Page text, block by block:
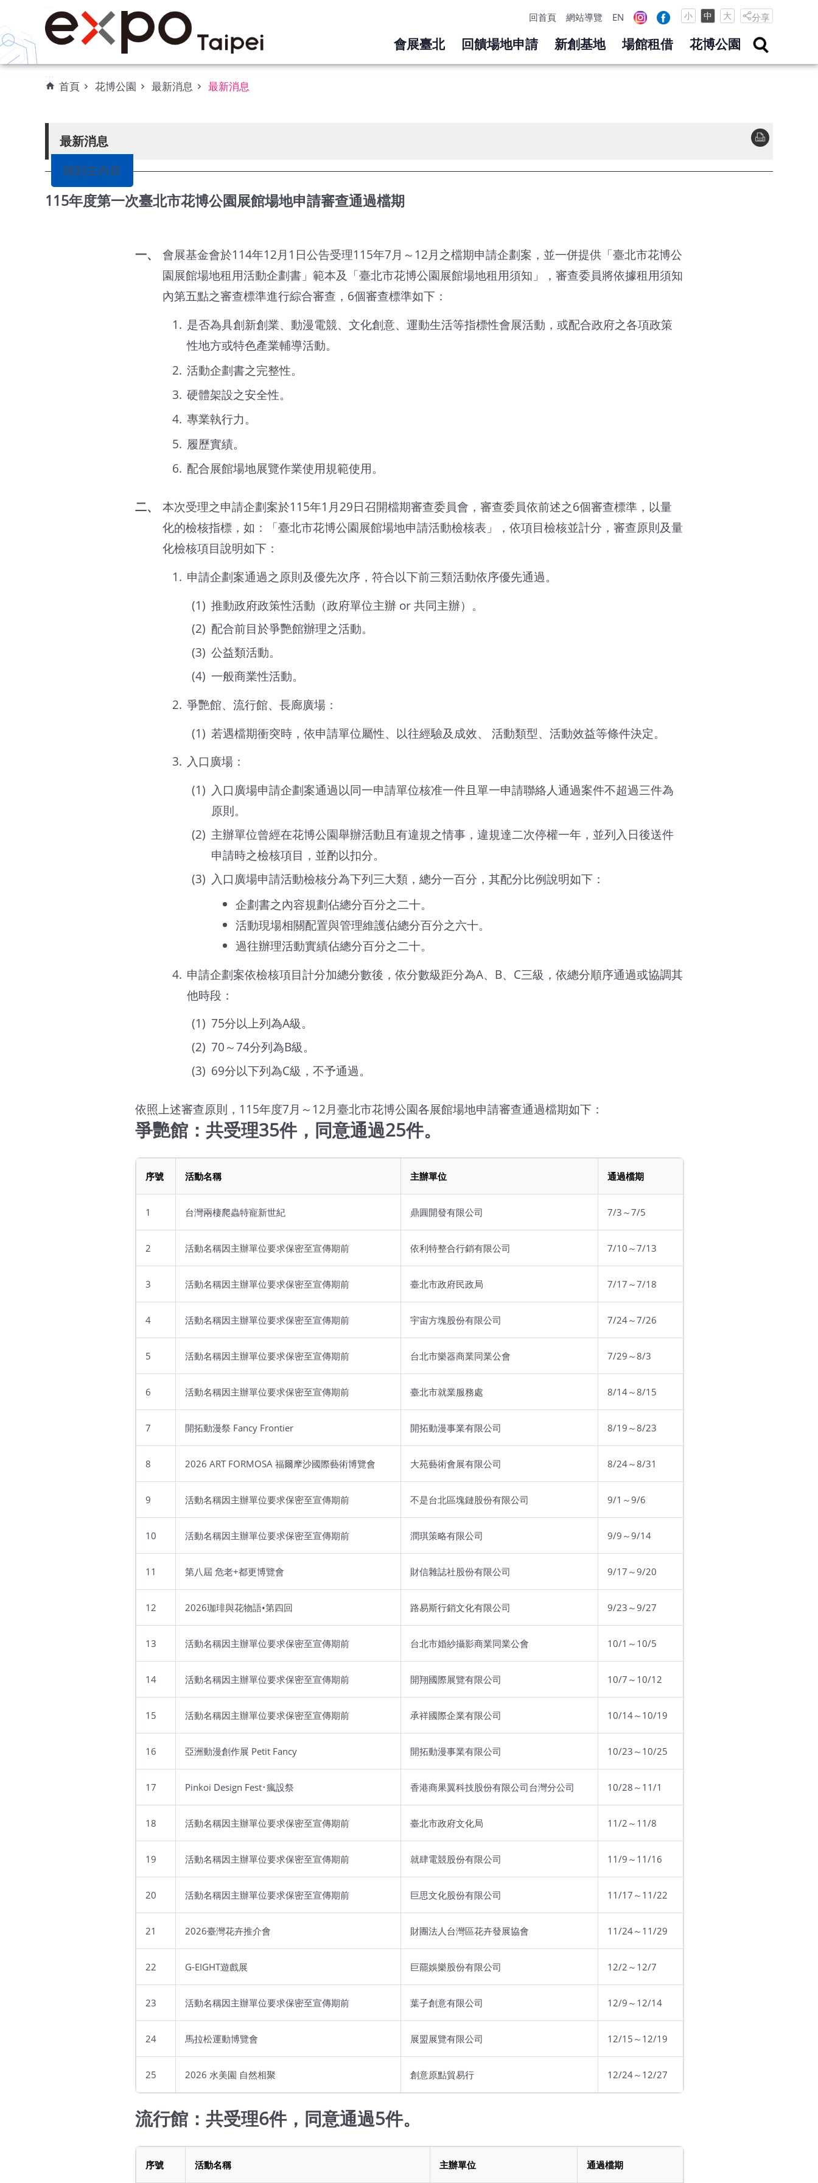
跳到主要內容區塊
:::
回首頁 網站導覽 EN 小 中 大 分享
會展臺北 回饋場地申請 新創基地 場館租借 花博公園
:::
首頁 花博公園 最新消息 最新消息
最新消息
115年度第一次臺北市花博公園展館場地申請審查通過檔期
跳到主內容
會展基金會於114年12月1日公告受理115年7月～12月之檔期申請企劃案，並一併提供「臺北市花博公
園展館場地租用活動企劃書」範本及「臺北市花博公園展館場地租用須知」，審查委員將依據租用須知
內第五點之審查標準進行綜合審查，6個審查標準如下：
是否為具創新創業、動漫電競、文化創意、運動生活等指標性會展活動，或配合政府之各項政策
性地方或特色產業輔導活動。
活動企劃書之完整性。
硬體架設之安全性。
專業執行力。
履歷實績。
配合展館場地展覽作業使用規範使用。
本次受理之申請企劃案於115年1月29日召開檔期審查委員會，審查委員依前述之6個審查標準，以量
化的檢核指標，如：「臺北市花博公園展館場地申請活動檢核表」，依項目檢核並計分，審查原則及量
化檢核項目說明如下：
申請企劃案通過之原則及優先次序，符合以下前三類活動依序優先通過。
推動政府政策性活動（政府單位主辦 or 共同主辦）。
配合前目於爭艷館辦理之活動。
公益類活動。
一般商業性活動。
爭艷館、流行館、長廊廣場：
若遇檔期衝突時，依申請單位屬性、以往經驗及成效、 活動類型、活動效益等條件決定。
入口廣場：
入口廣場申請企劃案通過以同一申請單位核准一件且單一申請聯絡人通過案件不超過三件為
原則。
主辦單位曾經在花博公園舉辦活動且有違規之情事，違規達二次停權一年，並列入日後送件
申請時之檢核項目，並酌以扣分。
入口廣場申請活動檢核分為下列三大類，總分一百分，其配分比例說明如下：
企劃書之內容規劃佔總分百分之二十。
活動現場相關配置與管理維護佔總分百分之六十。
過往辦理活動實績佔總分百分之二十。
申請企劃案依檢核項目計分加總分數後，依分數級距分為A、B、C三級，依總分順序通過或協調其
他時段：
75分以上列為A級。
70～74分列為B級。
69分以下列為C級，不予通過。
依照上述審查原則，115年度7月～12月臺北市花博公園各展館場地申請審查通過檔期如下：
爭艷館：共受理35件，同意通過25件。
序號 活動名稱 主辦單位 通過檔期
1 台灣兩棲爬蟲特寵新世紀 鼎圓開發有限公司 7/3～7/5
2 活動名稱因主辦單位要求保密至宣傳期前 依利特整合行銷有限公司 7/10～7/13
3 活動名稱因主辦單位要求保密至宣傳期前 臺北市政府民政局 7/17～7/18
4 活動名稱因主辦單位要求保密至宣傳期前 宇宙方塊股份有限公司 7/24～7/26
5 活動名稱因主辦單位要求保密至宣傳期前 台北市樂器商業同業公會 7/29～8/3
6 活動名稱因主辦單位要求保密至宣傳期前 臺北市就業服務處 8/14～8/15
7 開拓動漫祭 Fancy Frontier 開拓動漫事業有限公司 8/19～8/23
8 2026 ART FORMOSA 福爾摩沙國際藝術博覽會 大苑藝術會展有限公司 8/24～8/31
9 活動名稱因主辦單位要求保密至宣傳期前 不是台北區塊鏈股份有限公司 9/1～9/6
10 活動名稱因主辦單位要求保密至宣傳期前 潤琪策略有限公司 9/9～9/14
11 第八屆 危老+都更博覽會 財信雜誌社股份有限公司 9/17～9/20
12 2026珈琲與花物語•第四回 路易斯行銷文化有限公司 9/23～9/27
13 活動名稱因主辦單位要求保密至宣傳期前 台北市婚紗攝影商業同業公會 10/1～10/5
14 活動名稱因主辦單位要求保密至宣傳期前 開翔國際展覽有限公司 10/7～10/12
15 活動名稱因主辦單位要求保密至宣傳期前 承祥國際企業有限公司 10/14～10/19
16 亞洲動漫創作展 Petit Fancy 開拓動漫事業有限公司 10/23～10/25
17 Pinkoi Design Fest･瘋設祭 香港商果翼科技股份有限公司台灣分公司 10/28～11/1
18 活動名稱因主辦單位要求保密至宣傳期前 臺北市政府文化局 11/2～11/8
19 活動名稱因主辦單位要求保密至宣傳期前 就肆電競股份有限公司 11/9～11/16
20 活動名稱因主辦單位要求保密至宣傳期前 巨思文化股份有限公司 11/17～11/22
21 2026臺灣花卉推介會 財團法人台灣區花卉發展協會 11/24～11/29
22 G-EIGHT遊戲展 巨罷娛樂股份有限公司 12/2～12/7
23 活動名稱因主辦單位要求保密至宣傳期前 葉子創意有限公司 12/9～12/14
24 馬拉松運動博覽會 展盟展覽有限公司 12/15～12/19
25 2026 水美園 自然相聚 創意原點貿易行 12/24～12/27
流行館：共受理6件，同意通過5件。
序號 活動名稱 主辦單位 通過檔期